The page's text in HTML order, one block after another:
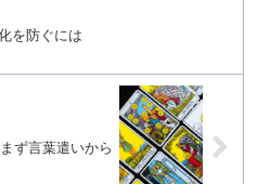
を防ぐには
ず言葉遣いから